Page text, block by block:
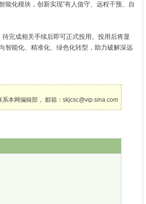
化模块，创新实现“有人值守、远程干预、自
完成相关手续后即可正式投用。投用后将显
智能化、精准化、绿色化转型，助力破解深远
本网编辑部， 邮箱：skjcsc@vip.sina.com